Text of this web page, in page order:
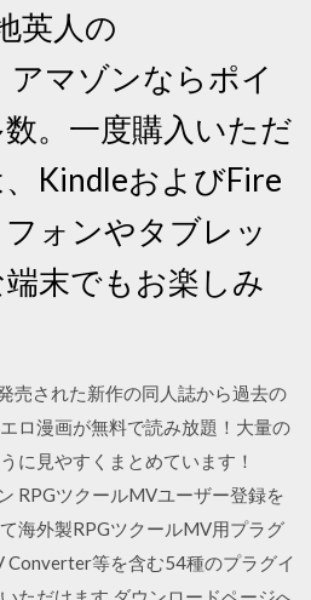
英人の
マゾンならポイ
。一度購入いただ
KindleおよびFire
ォンやタブレッ
端末でもお楽しみ
売された新作の同人誌から過去の
ロ漫画が無料で読み放題！大量の
に見やすくまとめています！
RPGツクールMVユーザー登録を
海外製RPGツクールMV用プラグ
Converter等を含む54種のプラグイ